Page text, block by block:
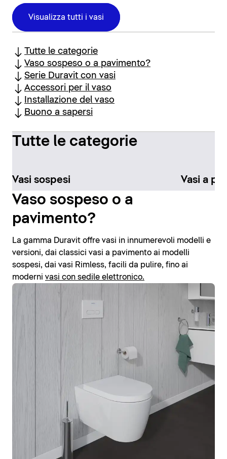
Visualizza tutti i vasi
Tutte le categorie
Vaso sospeso o a pavimento?
Serie Duravit con vasi
Accessori per il vaso
Installazione del vaso
Buono a sapersi
Tutte le categorie
Vasi sospesi Vasi a
Vaso sospeso o a
pavimento?
La gamma Duravit offre vasi in innumerevoli modelli e
versioni, dai classici vasi a pavimento ai modelli
sospesi, dai vasi Rimless, facili da pulire, fino ai
moderni vasi con sedile elettronico.